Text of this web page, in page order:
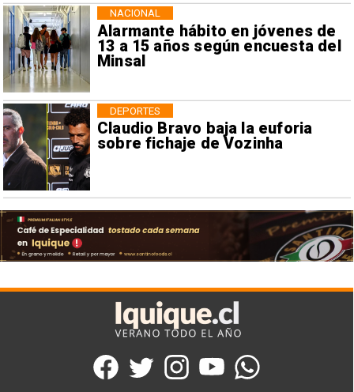
Alarmante hábito en jóvenes de
13 a 15 años según encuesta del
Minsal
NACIONAL
Claudio Bravo baja la euforia
sobre fichaje de Vozinha
DEPORTES